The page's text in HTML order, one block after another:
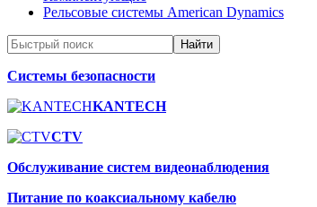
Рельсовые системы American Dynamics
Системы безопасности
KANTECH
CTV
Обслуживание систем видеонаблюдения
Питание по коаксиальному кабелю